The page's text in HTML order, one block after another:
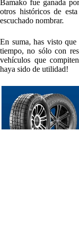
Bamako fue ganada
otros históricos de
escuchado nombrar.
En suma, has visto
tiempo, no sólo con
vehículos que
haya sido de utilidad!